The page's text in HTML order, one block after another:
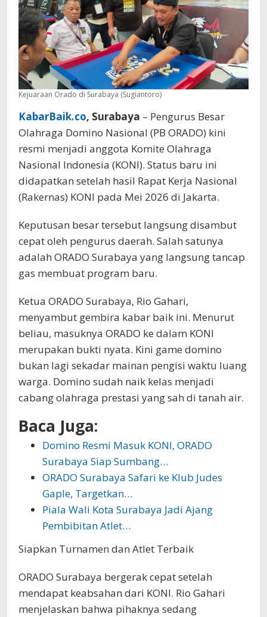
Kejuaraan Orado di Surabaya (Sugiantoro)
KabarBaik.co, Surabaya – Pengurus Besar
Olahraga Domino Nasional (PB ORADO) kini
resmi menjadi anggota Komite Olahraga
Nasional Indonesia (KONI). Status baru ini
didapatkan setelah hasil Rapat Kerja Nasional
(Rakernas) KONI pada Mei 2026 di Jakarta.
Keputusan besar tersebut langsung disambut
cepat oleh pengurus daerah. Salah satunya
adalah ORADO Surabaya yang langsung tancap
gas membuat program baru.
Ketua ORADO Surabaya, Rio Gahari,
menyambut gembira kabar baik ini. Menurut
beliau, masuknya ORADO ke dalam KONI
merupakan bukti nyata. Kini game domino
bukan lagi sekadar mainan pengisi waktu luang
warga. Domino sudah naik kelas menjadi
cabang olahraga prestasi yang sah di tanah air.
Baca Juga:
Domino Resmi Masuk KONI, ORADO
Surabaya Siap Sumbang…
ORADO Surabaya Safari ke Klub Judes
Gaple, Targetkan…
Piala Wali Kota Surabaya Jadi Ajang
Pembibitan Atlet…
Siapkan Turnamen dan Atlet Terbaik
ORADO Surabaya bergerak cepat setelah
mendapat keabsahan dari KONI. Rio Gahari
menjelaskan bahwa pihaknya sedang